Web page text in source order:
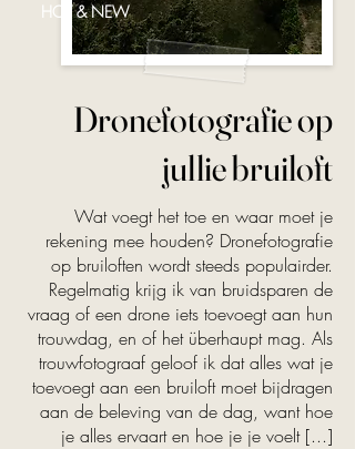
HOT & NEW
Dronefotografie op
jullie bruiloft
Wat voegt het toe en waar moet je
rekening mee houden? Dronefotografie
op bruiloften wordt steeds populairder.
Regelmatig krijg ik van bruidsparen de
vraag of een drone iets toevoegt aan hun
trouwdag, en of het überhaupt mag. Als
trouwfotograaf geloof ik dat alles wat je
toevoegt aan een bruiloft moet bijdragen
aan de beleving van de dag, want hoe
je alles ervaart en hoe je je voelt [...]